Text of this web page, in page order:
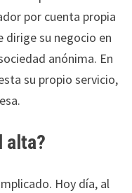
por cuenta propia
dirige su negocio en
anónima. En
su propio servicio,
alta?
Hoy día, al